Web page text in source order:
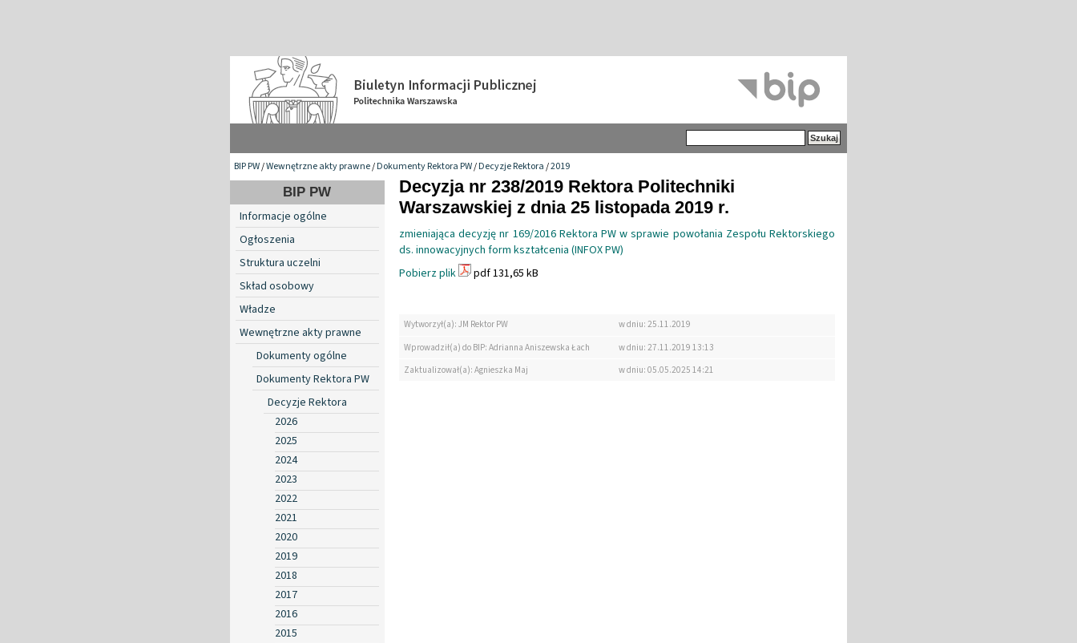
BIP PW/Wewnętrzne akty prawne/Dokumenty Rektora PW/Decyzje Rektora/2019
BIP PW
Informacje ogólne
Ogłoszenia
Struktura uczelni
Skład osobowy
Władze
Wewnętrzne akty prawne
Dokumenty ogólne
Dokumenty Rektora PW
Decyzje Rektora
2026
2025
2024
2023
2022
2021
2020
2019
2018
2017
2016
2015
Decyzja nr 238/2019 Rektora Politechniki
Warszawskiej z dnia 25 listopada 2019 r.
zmieniająca decyzję nr 169/2016 Rektora PW w sprawie powołania Zespołu Rektorskiego
ds. innowacyjnych form kształcenia (INFOX PW)
Pobierz plik
pdf 131,65 kB
Wytworzył(a): JM Rektor PW
w dniu: 25.11.2019
Wprowadził(a) do BIP: Adrianna Aniszewska Łach
w dniu: 27.11.2019 13:13
Zaktualizował(a): Agnieszka Maj
w dniu: 05.05.2025 14:21